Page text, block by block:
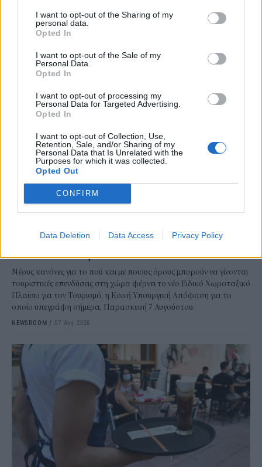
I want to opt-out of the Sharing of my
personal data.
Opted In
I want to opt-out of the Sale of my
Personal Data.
Opted In
I want to opt-out of processing my
Personal Data for Targeted Advertising.
Opted In
I want to opt-out of Collection, Use,
Retention, Sale, and/or Sharing of my
Personal Data that Is Unrelated with the
Purposes for which it was collected.
Opted Out
CONFIRM
Data Deletion Data Access Privacy Policy
παραλιών και τη διασφάλιση της ελεύθερης πρόσβασης των
πολιτών.
ΓΙΩΡΓΟΣ ΠΑΠΠΟΥΣ
ΚΟΙΝΩΝΙΑ
Τουρισμό: Τι αλλάζει για ξενοδοχεία, νησιά
και επενδύσεις
Νέους κανόνες για το πού και με ποιους όρους μπορούν να γίνονται
τουριστικές επενδύσεις στη χώρα φέρνει το νέο Ειδικό Χωροταξικό
Πλαίσιο για τον Τουρισμό, η Κοινή Υπουργική Απόφαση για το
οποίο υπεγράφη σήμερα, Παρασκευή 7 Αυγούστου.
NEWSROOM / 07 Αυγ 2026